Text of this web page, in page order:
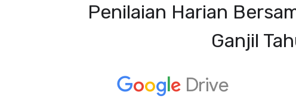
Penilaian Harian
Ganjil